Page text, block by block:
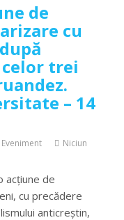
de
cu
trei
– 14
Eveniment
Niciun
acțiune de
cu precădere
anticreștin,